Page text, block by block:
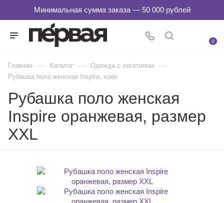
0
Главная — Каталог — Одежда с логотипом —
Рубашка поло женская Inspire, хаки
Рубашка поло женская
Inspire оранжевая, размер
XXL